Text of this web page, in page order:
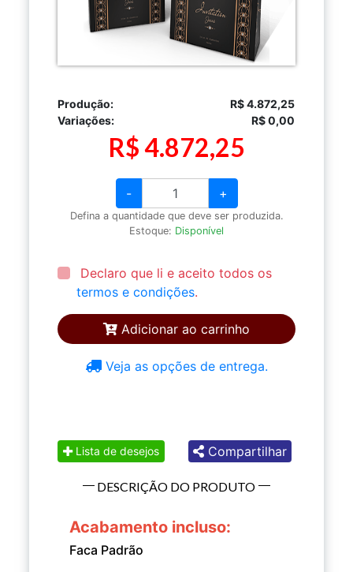
- +
Defina a quantidade que deve ser produzida.
Estoque: Disponível
Declaro que li e aceito todos os
termos e condições.
Adicionar ao carrinho
Veja as opções de entrega.
Produção:
R$ 4.872,25
Variações:
R$ 0,00
R$ 4.872,25
Lista de desejos Compartilhar
DESCRIÇÃO DO PRODUTO
Acabamento incluso:
Faca Padrão